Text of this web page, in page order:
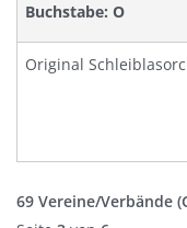
Buchstabe: O
Original
69 Vereine/Verbände